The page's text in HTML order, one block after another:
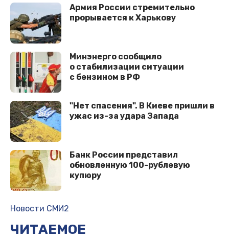
Армия России стремительно
прорывается к Харькову
Минэнерго сообщило
о стабилизации ситуации
с бензином в РФ
"Нет спасения". В Киеве пришли в
ужас из-за удара Запада
Банк России представил
обновленную 100-рублевую
купюру
Новости СМИ2
ЧИТАЕМОЕ